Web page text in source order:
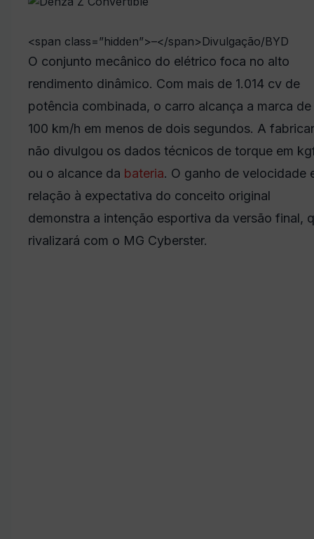
<span class=”hidden”>–</span>Divulgação/BYD
O conjunto mecânico do elétrico foca no alto
rendimento dinâmico. Com mais de 1.014 cv de
potência combinada, o carro alcança a marca de
100 km/h em menos de dois segundos. A
não divulgou os dados técnicos de torque em
ou o alcance da bateria. O ganho de velocidade
relação à expectativa do conceito original
demonstra a intenção esportiva da versão final,
rivalizará com o MG Cyberster.